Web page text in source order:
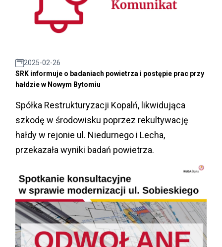
2025-02-26
SRK informuje o badaniach powietrza i postępie prac przy
hałdzie w Nowym Bytomiu
Spółka Restrukturyzacji Kopalń, likwidująca
szkodę w środowisku poprzez rekultywację
hałdy w rejonie ul. Niedurnego i Lecha,
przekazała wyniki badań powietrza.